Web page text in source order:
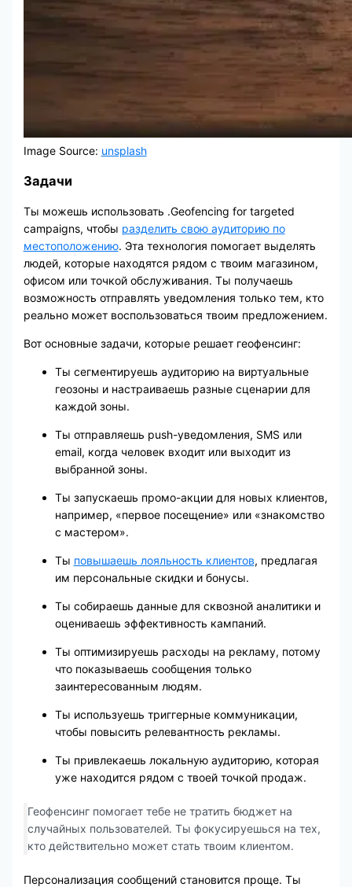
Image Source: unsplash
Задачи
Ты можешь использовать .Geofencing for targeted
campaigns, чтобы разделить свою аудиторию по
местоположению. Эта технология помогает выделять
людей, которые находятся рядом с твоим магазином,
офисом или точкой обслуживания. Ты получаешь
возможность отправлять уведомления только тем, кто
реально может воспользоваться твоим предложением.
Вот основные задачи, которые решает геофенсинг:
Ты сегментируешь аудиторию на виртуальные
геозоны и настраиваешь разные сценарии для
каждой зоны.
Ты отправляешь push-уведомления, SMS или
email, когда человек входит или выходит из
выбранной зоны.
Ты запускаешь промо-акции для новых клиентов,
например, «первое посещение» или «знакомство
с мастером».
Ты повышаешь лояльность клиентов, предлагая
им персональные скидки и бонусы.
Ты собираешь данные для сквозной аналитики и
оцениваешь эффективность кампаний.
Ты оптимизируешь расходы на рекламу, потому
что показываешь сообщения только
заинтересованным людям.
Ты используешь триггерные коммуникации,
чтобы повысить релевантность рекламы.
Ты привлекаешь локальную аудиторию, которая
уже находится рядом с твоей точкой продаж.
Геофенсинг помогает тебе не тратить бюджет на
случайных пользователей. Ты фокусируешься на тех,
кто действительно может стать твоим клиентом.
Персонализация сообщений становится проще. Ты